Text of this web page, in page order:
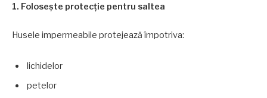
1. Folosește protecție pentru saltea
Husele impermeabile protejează împotriva:
lichidelor
petelor